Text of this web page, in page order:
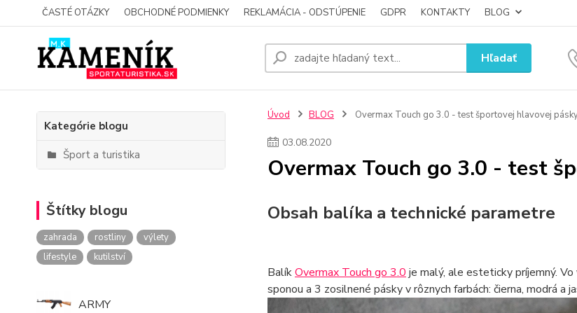
ČASTÉ OTÁZKY OBCHODNÉ PODMIENKY REKLAMÁCIA - ODSTÚPENIE GDPR KONTAKTY BLOG
Hľadať
Kategórie blogu
Šport a turistika
Štítky blogu
zahrada rostliny
výlety
lifestyle
kutilství
ARMY
Úvod BLOG Overmax Touch go 3.0 - test športovej hlavovej
03.08.2020
Overmax Touch go 3.0 - test
Obsah balíka a technické parametre
BalíkOvermax Touch go 3.0 je malý, ale esteticky príjemný.
sponou a 3 zosilnené pásky v rôznych farbách: čierna, modrá a